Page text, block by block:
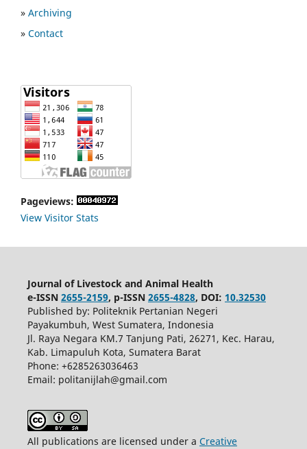
» Archiving
» Contact
Pageviews:
View Visitor Stats
Journal of Livestock and Animal Health
e-ISSN 2655-2159, p-ISSN 2655-4828, DOI: 10.32530
Published by: Politeknik Pertanian Negeri
Payakumbuh, West Sumatera, Indonesia
Jl. Raya Negara KM.7 Tanjung Pati, 26271, Kec. Harau,
Kab. Limapuluh Kota, Sumatera Barat
Phone: +6285263036463
Email: politanijlah@gmail.com
All publications are licensed under a Creative